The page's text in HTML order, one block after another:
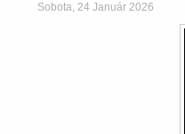
Sobota, 24 Január 2026